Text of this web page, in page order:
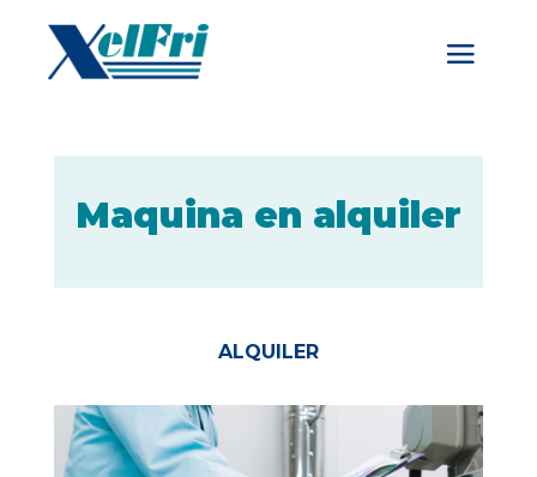
Maquina en alquiler
ALQUILER